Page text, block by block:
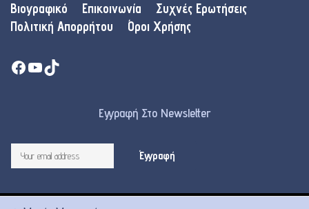
Βιογραφικό Επικοινωνία
Συχνές Ερωτήσεις
Πολιτική Απορρήτου
Όροι Χρήσης
Facebook
YouTube
TikTok
Εγγραφή Στο Newsletter